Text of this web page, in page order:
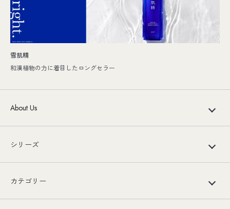
雪肌精
和漢植物の力に着目したロングセラー
About Us
シリーズ
カテゴリー